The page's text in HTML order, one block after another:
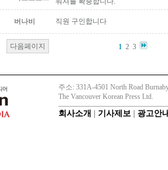
버나비 직원 구인합니다
다음페이지 1 2 3
주소: 331A-4501 North Road
The Vancouver Korean Press Ltd.
회사소개 기사제보 광고안